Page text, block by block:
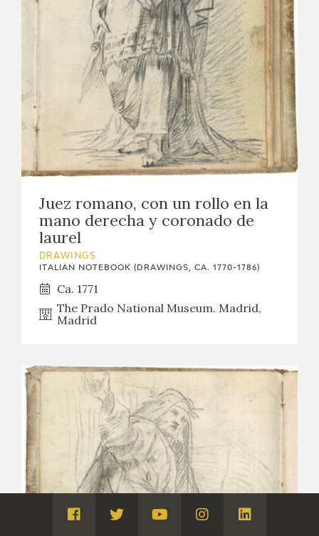
Juez romano, con un rollo en la
mano derecha y coronado de
laurel
DRAWINGS
ITALIAN NOTEBOOK (DRAWINGS, CA. 1770-1786)
Ca. 1771
The Prado National Museum. Madrid,
Madrid
Visita
Visita
Visita
Visita
Visita